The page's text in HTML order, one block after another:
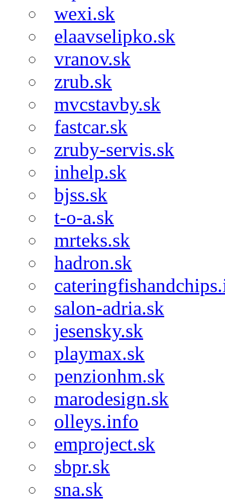
wexi.sk
elaavselipko.sk
vranov.sk
zrub.sk
mvcstavby.sk
fastcar.sk
zruby-servis.sk
inhelp.sk
bjss.sk
t-o-a.sk
mrteks.sk
hadron.sk
salon-adria.sk
jesensky.sk
playmax.sk
penzionhm.sk
marodesign.sk
olleys.info
emproject.sk
sbpr.sk
sna.sk